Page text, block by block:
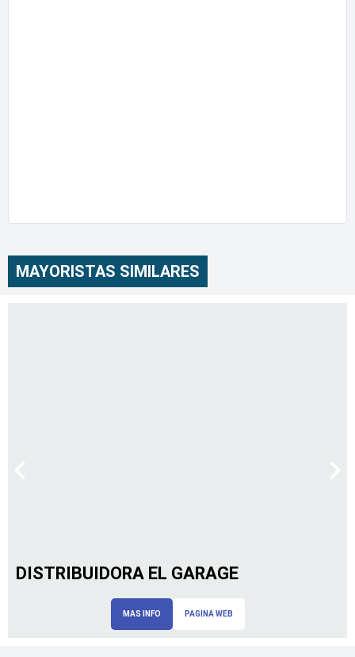
MAYORISTAS SIMILARES
DISTRIBUIDORA EL GARAGE
MAS INFO PAGINA WEB